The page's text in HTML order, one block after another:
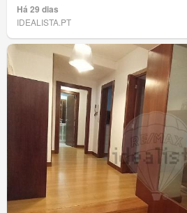
Há 29 dias
IDEALISTA.PT